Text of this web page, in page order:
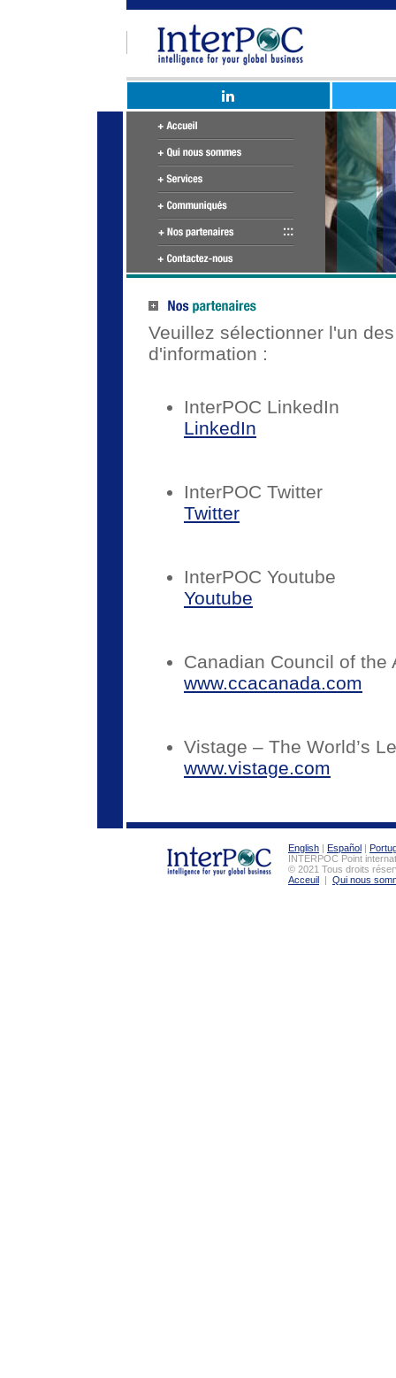
Veuillez sélectionner l'un
d'information :
InterPOC LinkedIn
LinkedIn
InterPOC Twitter
Twitter
InterPOC Youtube
Youtube
Canadian Council of the
www.ccacanada.com
Vistage – The World’s
www.vistage.com
English | Español |
INTERPOC Point
© 2021 Tous droits
Acceuil | Qui nous